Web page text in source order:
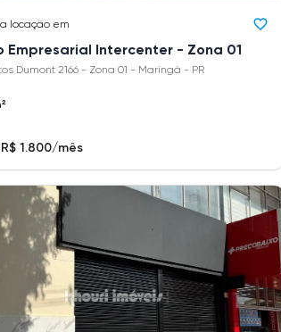
locação em
Empresarial Intercenter - Zona 01
Dumont 2166 - Zona 01 - Maringá - PR
1.800/mês